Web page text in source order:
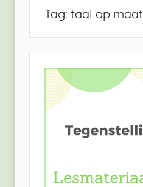
Tag: taal op maat